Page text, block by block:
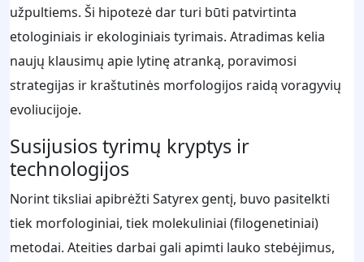
užpultiems. Ši hipotezė dar turi būti patvirtinta
etologiniais ir ekologiniais tyrimais. Atradimas kelia
naujų klausimų apie lytinę atranką, poravimosi
strategijas ir kraštutinės morfologijos raidą voragyvių
evoliucijoje.
Susijusios tyrimų kryptys ir
technologijos
Norint tiksliai apibrėžti Satyrex gentį, buvo pasitelkti
tiek morfologiniai, tiek molekuliniai (filogenetiniai)
metodai. Ateities darbai gali apimti lauko stebėjimus,